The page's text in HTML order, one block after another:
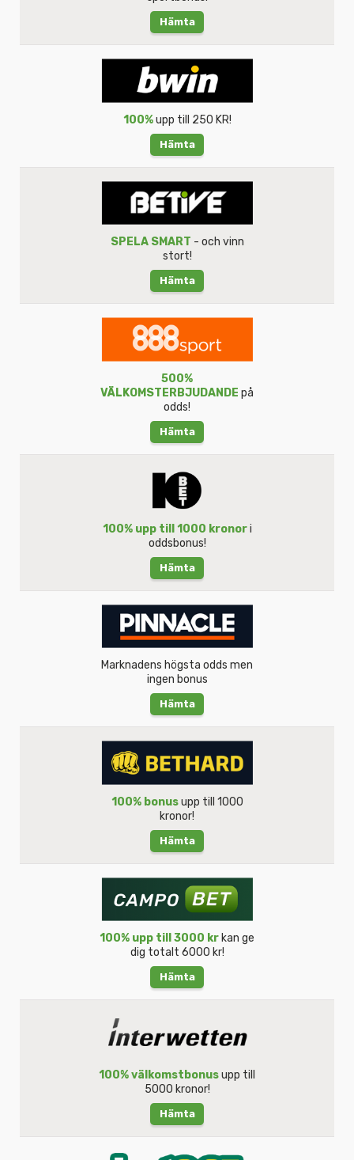
Hämta
100%upp till 250 KR!
Hämta
SPELA SMART - och vinn
stort!
Hämta
500%
VÄLKOMSTERBJUDANDE på
odds!
Hämta
100% upp till 1000 kronori
oddsbonus!
Hämta
Marknadens högsta odds men
ingen bonus
Hämta
100% bonusupp till 1000
kronor!
Hämta
100% upp till 3000 kr kan ge
dig totalt 6000 kr!
Hämta
100% välkomstbonusupp till
5000 kronor!
Hämta